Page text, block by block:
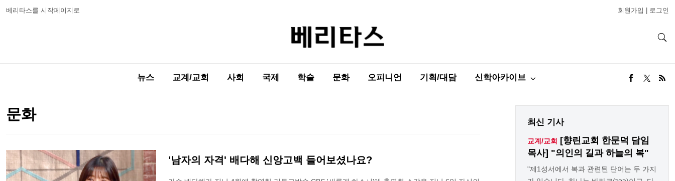
베리타스를 시작페이지로 회원가입 로그인
뉴스 교계/교회 사회 국제 학술 문화 오피니언 기획/대담 신학아카이브
문화
'남자의 자격' 배다해 신앙고백 들어보셨나요?
최신 기사
교계/교회
[향린교회 한문덕 담임
목사] "의인의 길과 하늘의 복"
"제1성서에서 복과 관련된 단어는 두 가지